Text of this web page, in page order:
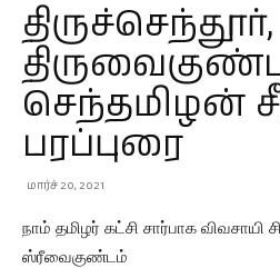
திருச்செந்தூர்,
செந்தமிழன்
பரப்புரை
மார்ச் 20, 2021
நாம் தமிழர் கட்சி சார்பாக விவசாயி
ஸ்ரீவைகுண்டம்